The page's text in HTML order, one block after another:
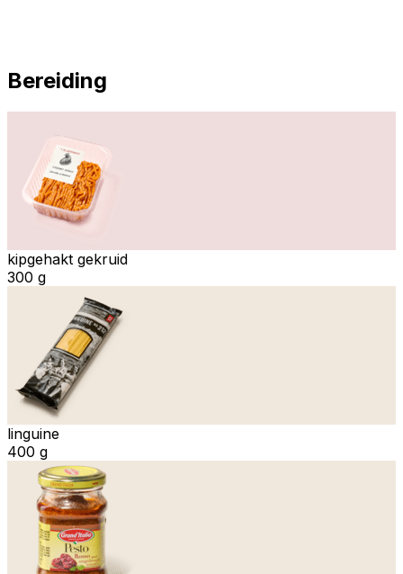
Bereiding
kipgehakt gekruid
300 g
linguine
400 g